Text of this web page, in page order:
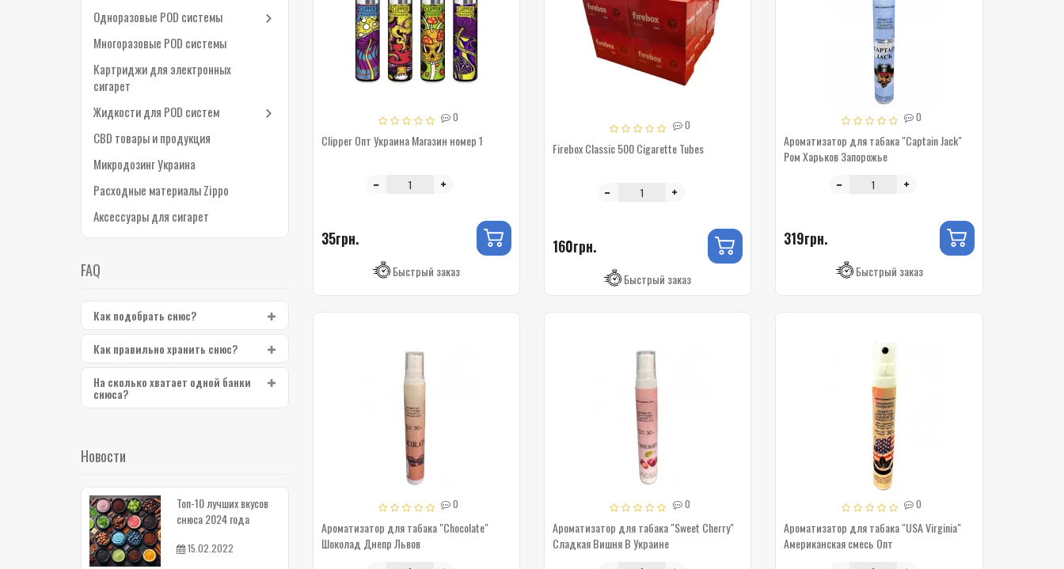
Одноразовые POD системы
Многоразовые POD системы
Картриджи для электронных
сигарет
Жидкости для POD систем
CBD товары и продукция
Микродозинг Украина
Расходные материалы Zippo
Аксессуары для сигарет
FAQ
Как подобрать снюс?
Как правильно хранить снюс?
На сколько хватает одной банки
снюса?
Новости
Топ-10 лучших вкусов
снюса 2024 года
15.02.2022
0
Clipper Опт Украина Магазин номер 1
35грн.
Быстрый заказ
0
Firebox Classic 500 Cigarette Tubes
160грн.
Быстрый заказ
0
Ароматизатор для табака "Captain Jack"
Ром Харьков Запорожье
319грн.
Быстрый заказ
0
Ароматизатор для табака "Chocolate"
Шоколад Днепр Львов
0
Ароматизатор для табака "Sweet Cherry"
Сладкая Вишня В Украине
0
Ароматизатор для табака "USA Virginia"
Американская смесь Опт